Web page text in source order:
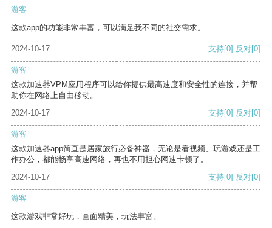
游客
这款app的功能非常丰富，可以满足我不同的社交需求。
2024-10-17 支持[0] 反对[0]
游客
这款加速器VPM应用程序可以给你提供最高速度和安全性的连接，并帮
助你在网络上自由移动。
2024-10-17
支持[0] 反对[0]
游客
这款加速器app简直是居家旅行必备神器，无论是看视频、玩游戏还是工
作办公，都能畅享高速网络，再也不用担心网速卡顿了。
2024-10-17
支持[0] 反对[0]
游客
这款游戏非常好玩，画面精美，玩法丰富。